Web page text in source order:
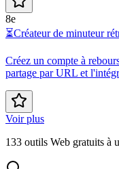
8e
⏳Créateur de minuteur
Créez un compte à
partage par URL et
Voir plus
133 outils Web gratuits à